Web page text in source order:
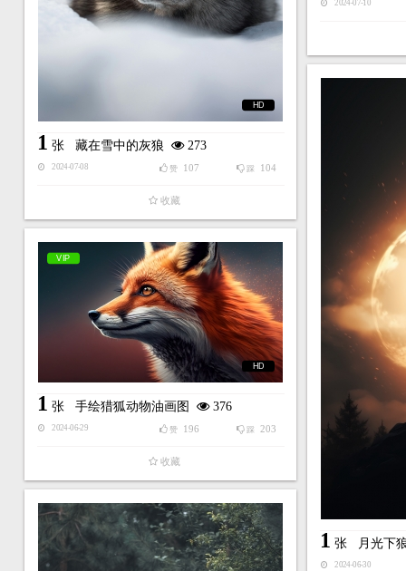
2024-07-10
HD
1 张 藏在雪中的灰狼 273
2024-07-08 踩 104
赞 107
收藏
1 张 月光下
2024-06-30
VIP
HD
1 张 手绘猎狐动物油画图 376
2024-06-29 踩 203
赞 196
收藏